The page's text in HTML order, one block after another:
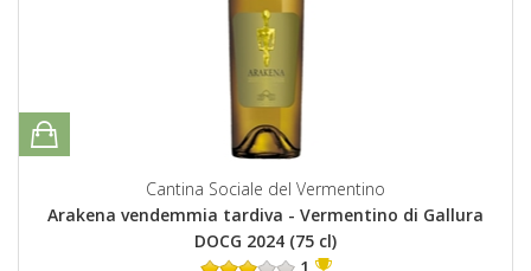
Cantina Sociale del Vermentino
Arakena vendemmia tardiva - Vermentino di Gallura
DOCG 2024 (75 cl)